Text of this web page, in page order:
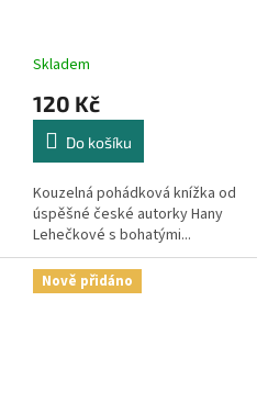
Skladem
120 Kč
Do košíku
Kouzelná pohádková knížka od
úspěšné české autorky Hany
Lehečkové s bohatými...
Nově přidáno